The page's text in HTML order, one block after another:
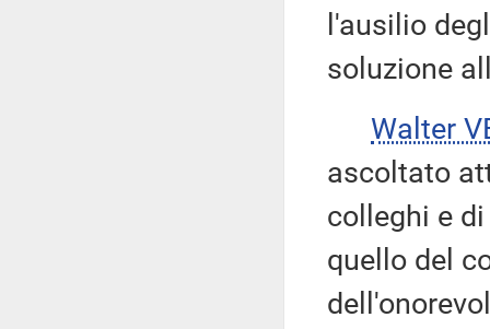
l'ausilio
soluzione
Walter
ascoltato
colleghi e
quello del